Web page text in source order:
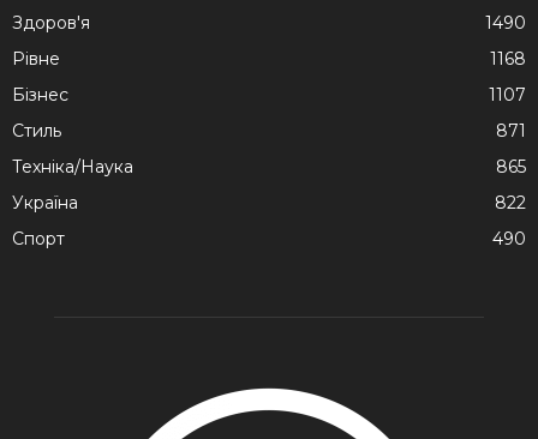
Здоров'я
1490
Рівне
1168
Бізнес
1107
Стиль
871
Техніка/Наука
865
Україна
822
Спорт
490